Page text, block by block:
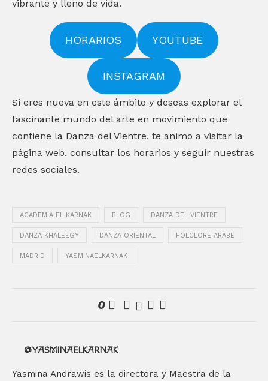
vibrante y lleno de vida.
HORARIOS YOUTUBE
INSTAGRAM
Si eres nueva en este ámbito y deseas explorar el
fascinante mundo del arte en movimiento que
contiene la Danza del Vientre, te animo a visitar la
página web, consultar los horarios y seguir nuestras
redes sociales.
ACADEMIA EL KARNAK BLOG DANZA DEL VIENTRE
DANZA KHALEEGY DANZA ORIENTAL FOLCLORE ARABE
MADRID YASMINAELKARNAK
0
@YASMINAELKARNAK
Yasmina Andrawis es la directora y Maestra de la